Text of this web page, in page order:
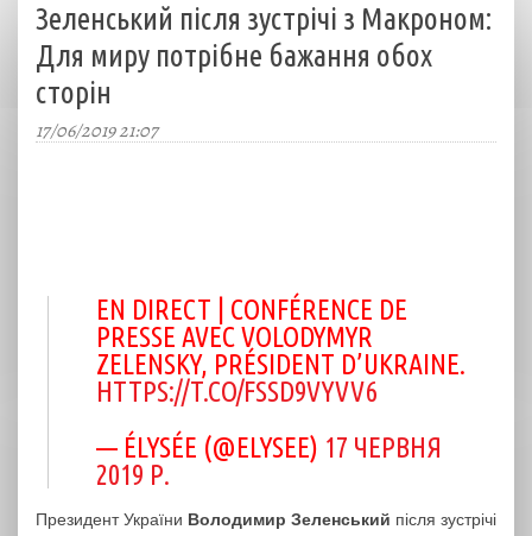
Зеленський після зустрічі з Макроном:
Для миру потрібне бажання обох
сторін
17/06/2019 21:07
EN DIRECT | CONFÉRENCE DE
PRESSE AVEC VOLODYMYR
ZELENSKY, PRÉSIDENT D’UKRAINE.
HTTPS://T.CO/FSSD9VYVV6
— ÉLYSÉE (@ELYSEE) 17 ЧЕРВНЯ
2019 Р.
Президент України Володимир Зеленський після зустрічі